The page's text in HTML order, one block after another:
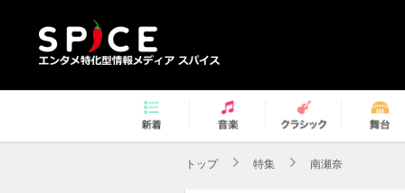
トップ 特集 南瀬奈